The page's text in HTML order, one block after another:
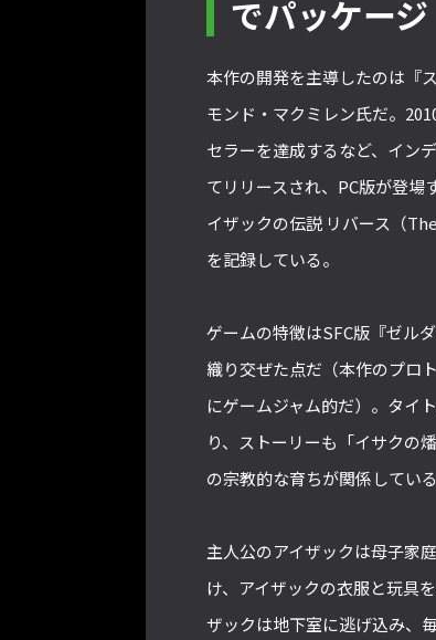
でパッケージ
本作の開発を主導したのは『
モンド・マクミレン氏だ。
セラーを達成するなど、イン
てリリースされ、PC版が登場
イザックの伝説 リバース（
を記録している。
ゲームの特徴はSFC版『ゼル
織り交ぜた点だ（本作のプロ
にゲームジャム的だ）。タイ
り、ストーリーも「イサクの
の宗教的な育ちが関係してい
主人公のアイザックは母子家
け、アイザックの衣服と玩具
ザックは地下室に逃げ込み、